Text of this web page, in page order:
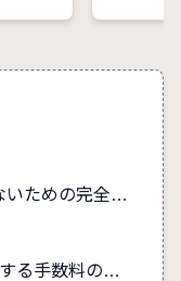
通貨ペアの選び方 – FXで損をしないための完全ガイド
スプレッドって何？知らないと損する手数料の真実